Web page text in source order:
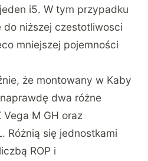
i5. W tym przypadku
do niższej czestotliwosci
mniejszej pojemności
że montowany w Kaby
dwa różne
Vega M GH oraz
Różnią się jednostkami
ROP i